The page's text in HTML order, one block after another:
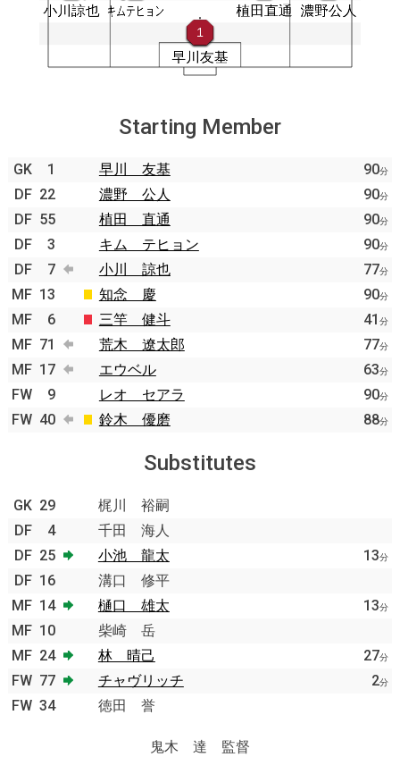
Starting Member
GK 1 早川 友基 90分
DF 22 濃野 公人 90分
DF 55 植田 直通 90分
DF 3 キム テヒョン 90分
DF 7 小川 諒也 77分
MF 13 知念 慶 90分
MF 6 三竿 健斗 41 分
MF 71 荒木 遼太郎 77分
MF 17 エウベル 63分
FW 9 レオ セアラ 90分
FW 40 鈴木 優磨 88分
Substitutes
GK 29
梶川 裕嗣
DF
4
千田 海人
DF 25 小池 龍太 13分
DF 16
溝口 修平
MF 14 樋口 雄太 13分
MF 10
柴崎 岳
MF 24 林 晴己 27分
FW 77 チャヴリッチ 2分
FW 34 徳田 誉
鬼木 達 監督